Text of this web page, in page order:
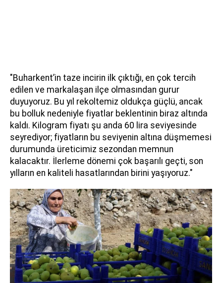
"Buharkent’in taze incirin ilk çıktığı, en çok tercih
edilen ve markalaşan ilçe olmasından gurur
duyuyoruz. Bu yıl rekoltemiz oldukça güçlü, ancak
bu bolluk nedeniyle fiyatlar beklentinin biraz altında
kaldı. Kilogram fiyatı şu anda 60 lira seviyesinde
seyrediyor; fiyatların bu seviyenin altına düşmemesi
durumunda üreticimiz sezondan memnun
kalacaktır. İlerleme dönemi çok başarılı geçti, son
yılların en kaliteli hasatlarından birini yaşıyoruz."